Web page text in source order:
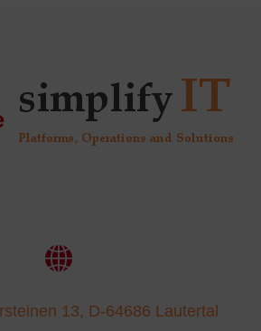
13, D-64686 Lautertal